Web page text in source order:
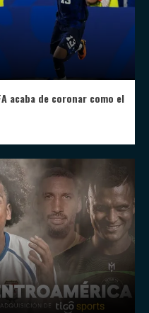
acaba de coronar como el